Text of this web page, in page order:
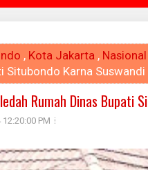
, Kota Jakarta , Nasional
Situbondo Karna Suswandi
Rumah Dinas Bupati
PM